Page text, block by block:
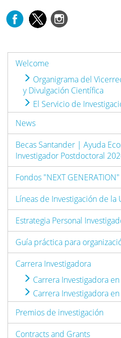
Welcome
Organigrama del
y Divulgación Científica
El Servicio de
News
Becas Santander | Ayuda
Investigador Postdoctoral
Fondos "NEXT GENERATION"
Líneas de Investigación de la
Estrategia Personal
Guía práctica para
Carrera Investigadora
Carrera Investigadora
Carrera Investigadora
Premios de investigación
Contracts and Grants